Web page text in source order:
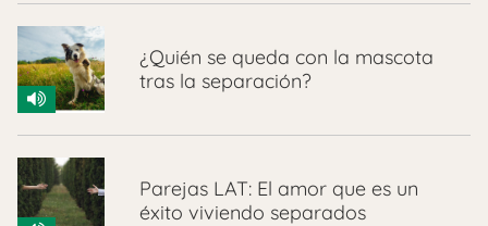
¿Quién se queda con la mascota
tras la separación?
Parejas LAT: El amor que es un
éxito viviendo separados